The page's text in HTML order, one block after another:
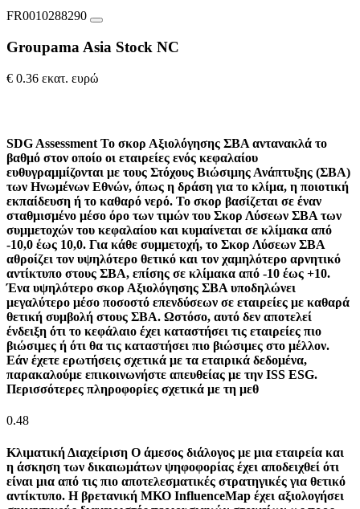
FR0010288290
Groupama Asia Stock NC
€ 0.36 εκατ. ευρώ
SDG Assessment Το σκορ Αξιολόγησης ΣΒΑ αντανακλά το
βαθμό στον οποίο οι εταιρείες ενός κεφαλαίου
ευθυγραμμίζονται με τους Στόχους Βιώσιμης Ανάπτυξης (ΣΒΑ)
των Ηνωμένων Εθνών, όπως η δράση για το κλίμα, η ποιοτική
εκπαίδευση ή το καθαρό νερό. Το σκορ βασίζεται σε έναν
σταθμισμένο μέσο όρο των τιμών του Σκορ Λύσεων ΣΒΑ των
συμμετοχών του κεφαλαίου και κυμαίνεται σε κλίμακα από
-10,0 έως 10,0. Για κάθε συμμετοχή, το Σκορ Λύσεων ΣΒΑ
αθροίζει τον υψηλότερο θετικό και τον χαμηλότερο αρνητικό
αντίκτυπο στους ΣΒΑ, επίσης σε κλίμακα από -10 έως +10.
Ένα υψηλότερο σκορ Αξιολόγησης ΣΒΑ υποδηλώνει
μεγαλύτερο μέσο ποσοστό επενδύσεων σε εταιρείες με καθαρά
θετική συμβολή στους ΣΒΑ. Ωστόσο, αυτό δεν αποτελεί
ένδειξη ότι το κεφάλαιο έχει καταστήσει τις εταιρείες πιο
βιώσιμες ή ότι θα τις καταστήσει πιο βιώσιμες στο μέλλον.
Εάν έχετε ερωτήσεις σχετικά με τα εταιρικά δεδομένα,
παρακαλούμε επικοινωνήστε απευθείας με την ISS ESG.
Περισσότερες πληροφορίες σχετικά με τη μεθ
0.48
Κλιματική Διαχείριση Ο άμεσος διάλογος με μια εταιρεία και
η άσκηση των δικαιωμάτων ψηφοφορίας έχει αποδειχθεί ότι
είναι μια από τις πιο αποτελεσματικές στρατηγικές για θετικό
αντίκτυπο. Η βρετανική ΜΚΟ InfluenceMap έχει αξιολογήσει